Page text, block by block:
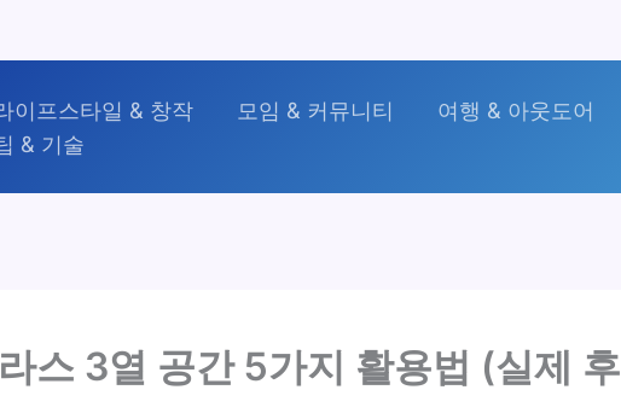
이프스타일 & 창작 모임 & 커뮤니티 여행 & 아웃도어
& 기술
스 3열 공간 5가지 활용법 (실제 후